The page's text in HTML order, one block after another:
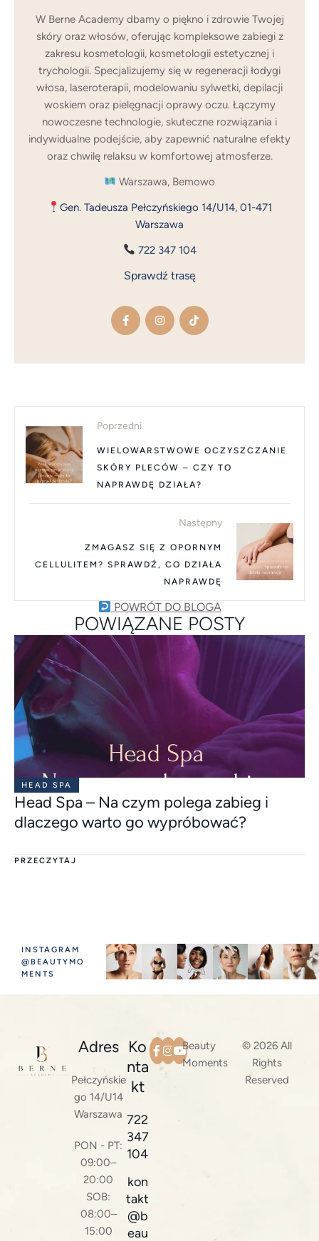
W Berne Academy dbamy o piękno i zdrowie Twojej
skóry oraz włosów, oferując kompleksowe zabiegi z
zakresu kosmetologii, kosmetologii estetycznej i
trychologii. Specjalizujemy się w regeneracji łodygi
włosa, laseroterapii, modelowaniu sylwetki, depilacji
woskiem oraz pielęgnacji oprawy oczu. Łączymy
nowoczesne technologie, skuteczne rozwiązania i
indywidualne podejście, aby zapewnić naturalne efekty
oraz chwilę relaksu w komfortowej atmosferze.
Warszawa, Bemowo
Gen. Tadeusza Pełczyńskiego 14/U14, 01-471
Warszawa
722 347 104
Sprawdź trasę
Poprzedni
WIELOWARSTWOWE OCZYSZCZANIE
SKÓRY PLECÓW – CZY TO
NAPRAWDĘ DZIAŁA?
Następny
ZMAGASZ SIĘ Z OPORNYM
CELLULITEM? SPRAWDŹ, CO DZIAŁA
NAPRAWDĘ
POWRÓT DO BLOGA
POWIĄZANE POSTY
HEAD SPA
Head Spa – Na czym polega zabieg i
dlaczego warto go wypróbować?
PRZECZYTAJ
INSTAGRAM
@BEAUTYMO
MENTS
Adres
Pełczyńskie
go 14/U14
Warszawa
PON - PT:
09:00–
20:00
SOB:
08:00–
15:00
Ko
nta
kt
722
347
104
kon
takt
@b
eau
Beauty
Moments
© 2026 All
Rights
Reserved